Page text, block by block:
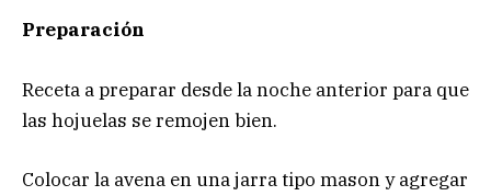
Preparación
Receta a preparar desde la noche anterior para que
las hojuelas se remojen bien.
Colocar la avena en una jarra tipo mason y agregar